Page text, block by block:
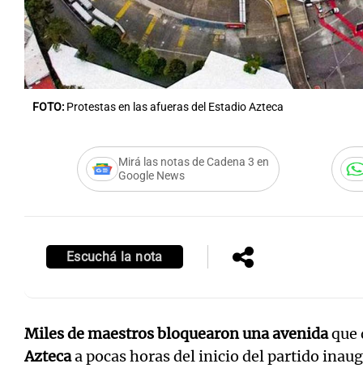
FOTO: Protestas en las afueras del Estadio Azteca
Mirá las notas de Cadena 3 en
Google News
Escuchá la nota
Miles de maestros bloquearon una avenidaque
Aztecaa pocas horas del inicio del partido